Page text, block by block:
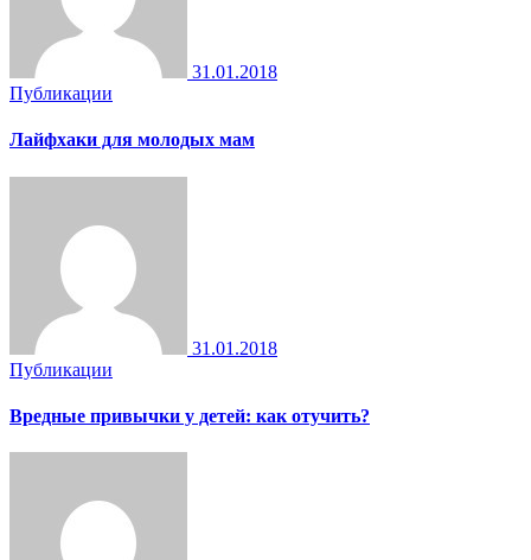
31.01.2018
Публикации
Лайфхаки для молодых мам
31.01.2018
Публикации
Вредные привычки у детей: как отучить?